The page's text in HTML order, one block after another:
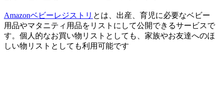
Amazonベビーレジストリ とは、出産、育児に必要なベビー
用品やマタニティ用品をリストにして公開できるサービスで
す。個人的なお買い物リストとしても、家族やお友達へのほ
しい物リストとしても利用可能です